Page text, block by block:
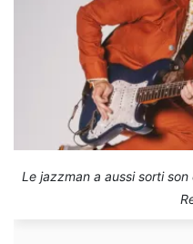
Le jazzman a aussi sorti